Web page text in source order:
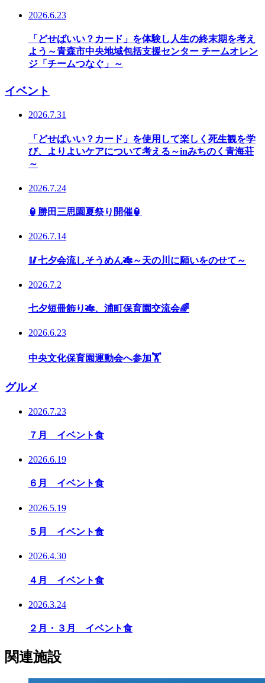
2026.6.23
「どせばいい？カード」を体験し人生の終末期を考え
よう～青森市中央地域包括支援センター チームオレン
ジ「チームつなぐ」～
イベント
2026.7.31
「どせばいい？カード」を使用して楽しく死生観を学
び、よりよいケアについて考える～inみちのく青海荘
～
2026.7.24
🏮勝田三思園夏祭り開催🏮
2026.7.14
🥢七夕会流しそうめん🎋～天の川に願いをのせて～
2026.7.2
七夕短冊飾り🎋、浦町保育園交流会🌈
2026.6.23
中央文化保育園運動会へ参加🏋️
グルメ
2026.7.23
７月 イベント食
2026.6.19
６月 イベント食
2026.5.19
５月 イベント食
2026.4.30
４月 イベント食
2026.3.24
２月・３月 イベント食
関連施設